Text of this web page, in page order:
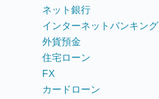
ネット銀行
インターネットバンキング
外貨預金
住宅ローン
FX
カードローン